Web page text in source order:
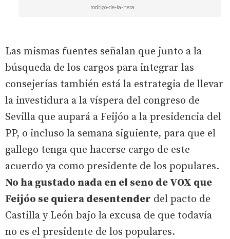
rodrigo-de-la-hera
Las mismas fuentes señalan que junto a la
búsqueda de los cargos para integrar las
consejerías también está la estrategia de llevar
la investidura a la víspera del congreso de
Sevilla que aupará a Feijóo a la presidencia del
PP, o incluso la semana siguiente, para que el
gallego tenga que hacerse cargo de este
acuerdo ya como presidente de los populares.
No ha gustado nada en el seno de VOX que
Feijóo se quiera desentender del pacto de
Castilla y León bajo la excusa de que todavía
no es el presidente de los populares.